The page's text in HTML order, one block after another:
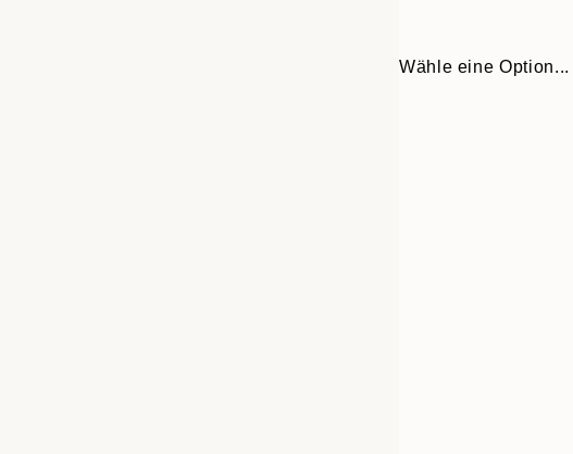
Wähle eine Option...